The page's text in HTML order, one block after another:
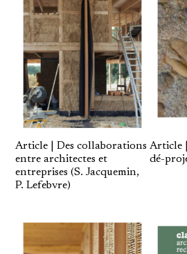
Article | Des collaborations
entre architectes et
entreprises (S. Jacquemin,
P. Lefebvre)
Article
dé-